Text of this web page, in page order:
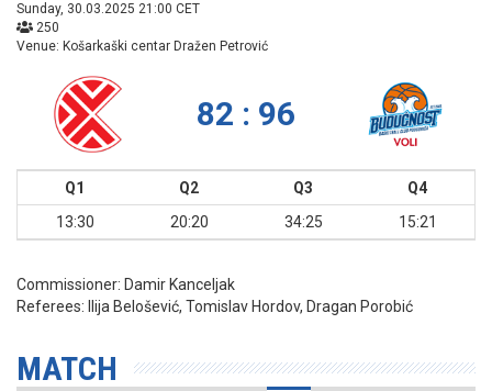
Sunday, 30.03.2025 21:00 CET
250
Venue: Košarkaški centar Dražen Petrović
82 : 96
Q1 Q2 Q3
Q4
13:30
20:20 34:25 15:21
Commissioner: Damir Kanceljak
Referees:
Ilija Belošević, Tomislav Hordov, Dragan Porobić
MATCH